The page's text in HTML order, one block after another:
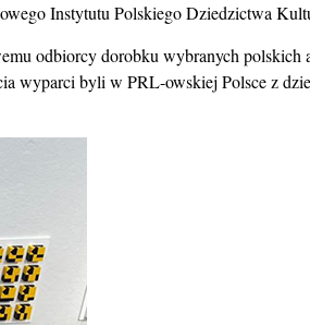
Instytutu Polskiego Dziedzictwa
odbiorcy dorobku wybranych polskich
wyparci byli w PRL-owskiej Polsce z